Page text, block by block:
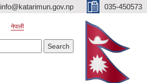
info@katarimun.gov.np 035-450573
नेपाली